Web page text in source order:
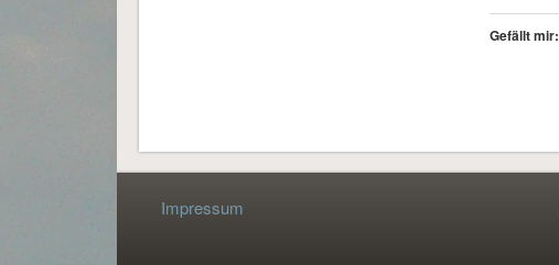
Gefällt mir:
Impressum